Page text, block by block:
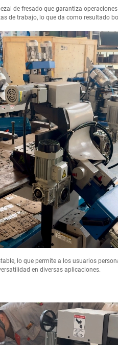
de fresado que garantiza
de trabajo, lo que da como resultado
lo que permite a los usuarios
en diversas aplicaciones.